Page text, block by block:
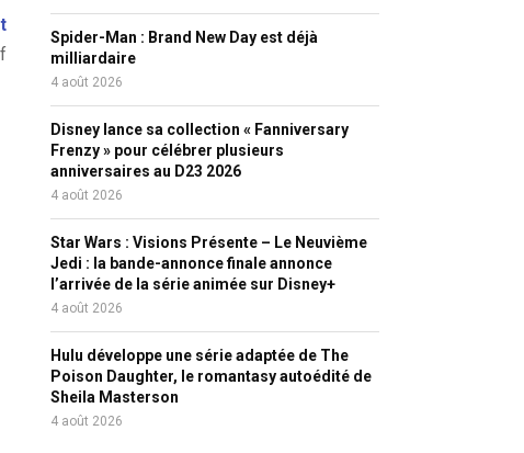
Spider-Man : Brand New Day est déjà
milliardaire
4 août 2026
Disney lance sa collection « Fanniversary
Frenzy » pour célébrer plusieurs
anniversaires au D23 2026
4 août 2026
Star Wars : Visions Présente – Le Neuvième
Jedi : la bande-annonce finale annonce
l’arrivée de la série animée sur Disney+
4 août 2026
Hulu développe une série adaptée de The
Poison Daughter, le romantasy autoédité de
Sheila Masterson
4 août 2026